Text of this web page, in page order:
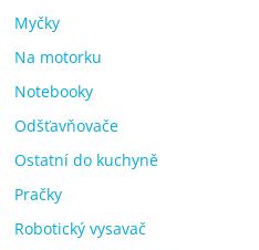
Myčky
Na motorku
Notebooky
Odšťavňovače
Ostatní do kuchyně
Pračky
Robotický vysavač